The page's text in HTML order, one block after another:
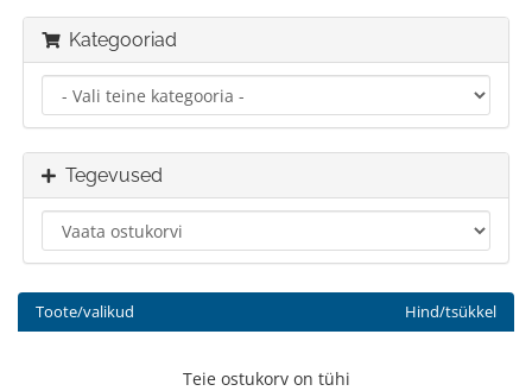
Kategooriad
Tegevused
Toote/valikud Hind/tsükkel
Teie ostukorv on tühi